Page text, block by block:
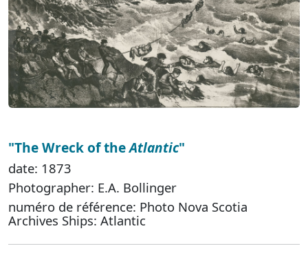
"The Wreck of theAtlantic"
date: 1873
Photographer: E.A. Bollinger
numéro de référence: Photo Nova Scotia
Archives Ships: Atlantic